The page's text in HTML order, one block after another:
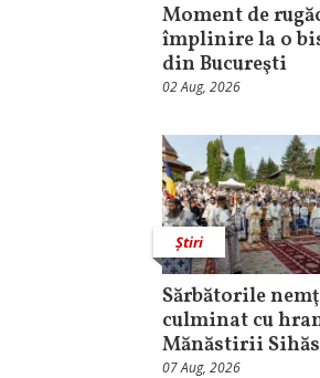
Moment de
împlinire la o
din Bucureşti
02 Aug, 2026
Știri
Sărbătorile
culminat cu
Mănăstirii
07 Aug, 2026